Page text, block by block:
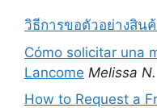
วิธีการขอตัวอย่างสิน
Cómo solicitar una
Lancome Melissa N.
How to Request a